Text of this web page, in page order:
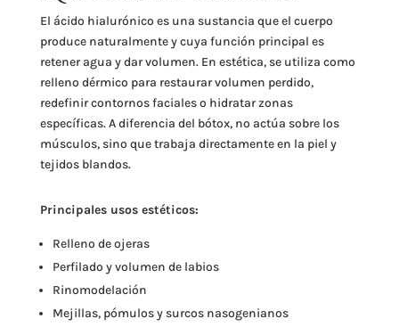
El ácido hialurónico es una sustancia que el cuerpo
produce naturalmente y cuya función principal es
retener agua y dar volumen. En estética, se utiliza como
relleno dérmico para restaurar volumen perdido,
redefinir contornos faciales o hidratar zonas
específicas. A diferencia del bótox, no actúa sobre los
músculos, sino que trabaja directamente en la piel y
tejidos blandos.
Principales usos estéticos:
Relleno de ojeras
Perfilado y volumen de labios
Rinomodelación
Mejillas, pómulos y surcos nasogenianos